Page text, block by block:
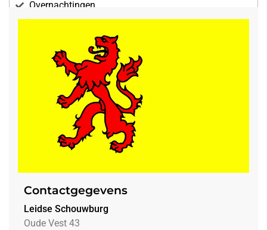
Overnachtingen
Contactgegevens
Leidse Schouwburg
Oude Vest 43